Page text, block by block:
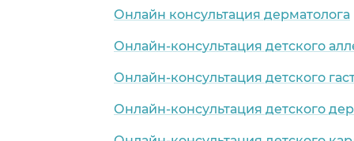
Онлайн консультация дерматолога
Онлайн-консультация детского
Онлайн-консультация детского
Онлайн-консультация детского